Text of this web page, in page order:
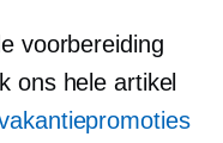
voorbereiding
ons ​​hele artikel